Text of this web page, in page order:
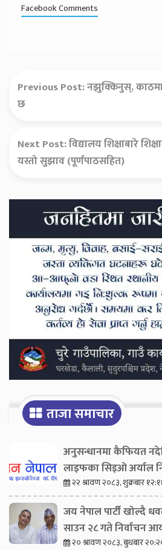
Facebook Comments
Previous Post:नझुक्किनुस्,
छ
Next Post:विद्यालय शिक्षाबारे
यस्तो सुझाव (पूर्णपाठसहित)
Secondary
Sidebar
ताजा समाचार
अनुसन्धानमा कैफियत
लाइफका सिइओ अर्याल
२२ श्रावण २०८३, शुक्रबार
जय नेपाल पार्टी खोल्दै
साउन २८ गते निर्वाचन
२० श्रावण २०८३, बुधबार